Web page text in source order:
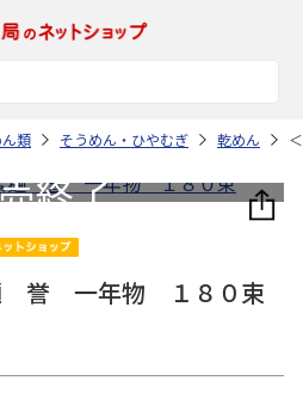
類 そうめん・ひやむぎ 乾めん
誉 一年物 １８０束